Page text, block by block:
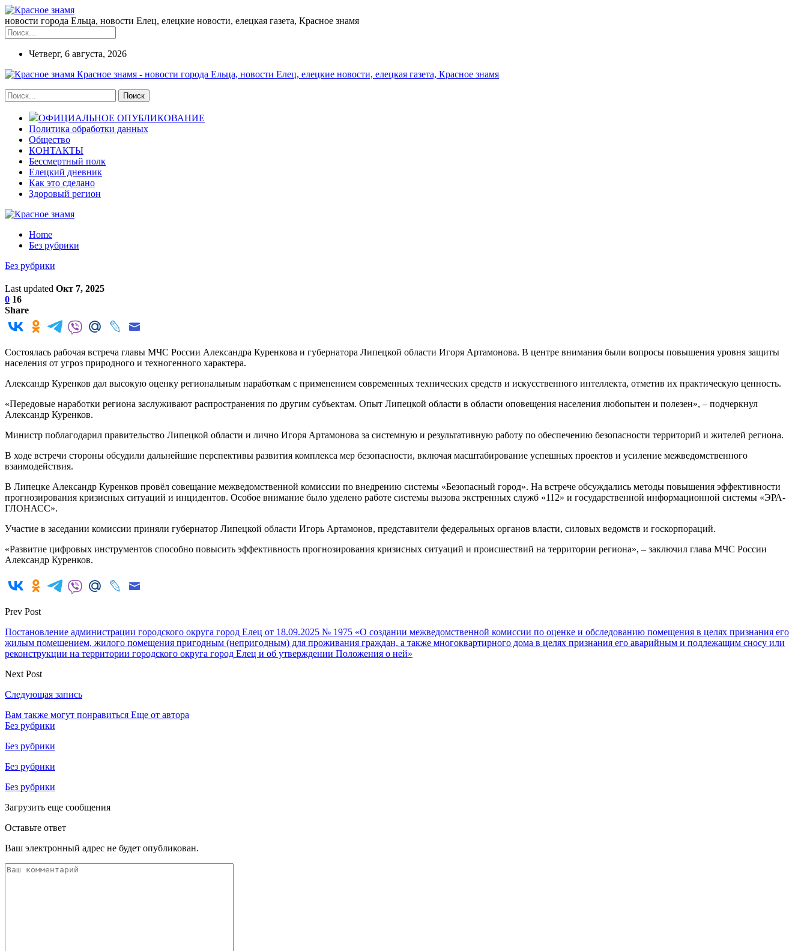
новости города Ельца, новости Елец, елецкие новости, елецкая газета, Красное знамя
Четверг, 6 августа, 2026
Красное знамя - новости города Ельца, новости Елец, елецкие новости, елецкая газета, Красное знамя
ОФИЦИАЛЬНОЕ ОПУБЛИКОВАНИЕ
Политика обработки данных
Общество
КОНТАКТЫ
Бессмертный полк
Елецкий дневник
Как это сделано
Здоровый регион
Home
Без рубрики
Без рубрики
Last updated Окт 7, 2025
0 16
Share
Состоялась рабочая встреча главы МЧС России Александра Куренкова и губернатора Липецкой области Игоря Артамонова. В центре внимания были вопросы повышения уровня защиты
населения от угроз природного и техногенного характера.
Александр Куренков дал высокую оценку региональным наработкам с применением современных технических средств и искусственного интеллекта, отметив их практическую ценность.
«Передовые наработки региона заслуживают распространения по другим субъектам. Опыт Липецкой области в области оповещения населения любопытен и полезен», – подчеркнул
Александр Куренков.
Министр поблагодарил правительство Липецкой области и лично Игоря Артамонова за системную и результативную работу по обеспечению безопасности территорий и жителей региона.
В ходе встречи стороны обсудили дальнейшие перспективы развития комплекса мер безопасности, включая масштабирование успешных проектов и усиление межведомственного
взаимодействия.
В Липецке Александр Куренков провёл совещание межведомственной комиссии по внедрению системы «Безопасный город». На встрече обсуждались методы повышения эффективности
прогнозирования кризисных ситуаций и инцидентов. Особое внимание было уделено работе системы вызова экстренных служб «112» и государственной информационной системы «ЭРА-
ГЛОНАСС».
Участие в заседании комиссии приняли губернатор Липецкой области Игорь Артамонов, представители федеральных органов власти, силовых ведомств и госкорпораций.
«Развитие цифровых инструментов способно повысить эффективность прогнозирования кризисных ситуаций и происшествий на территории региона», – заключил глава МЧС России
Александр Куренков.
Prev Post
Постановление администрации городского округа город Елец от 18.09.2025 № 1975 «О создании межведомственной комиссии по оценке и обследованию помещения в целях признания его
жилым помещением, жилого помещения пригодным (непригодным) для проживания граждан, а также многоквартирного дома в целях признания его аварийным и подлежащим сносу или
реконструкции на территории городского округа город Елец и об утверждении Положения о ней»
Next Post
Следующая запись
Вам также могут понравиться Еще от автора
Без рубрики
Без рубрики
Без рубрики
Без рубрики
Загрузить еще сообщения
Оставьте ответ
Ваш электронный адрес не будет опубликован.